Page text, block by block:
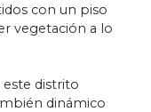
con un piso
vegetación a lo
este distrito
dinámico